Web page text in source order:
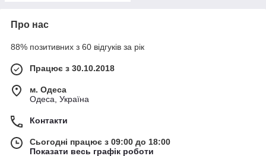
Про нас
88% позитивних з 60 відгуків за рік
Працює з 30.10.2018
м. Одеса
Одеса, Україна
Контакти
Сьогодні працює з 09:00 до 18:00
Показати весь графік роботи